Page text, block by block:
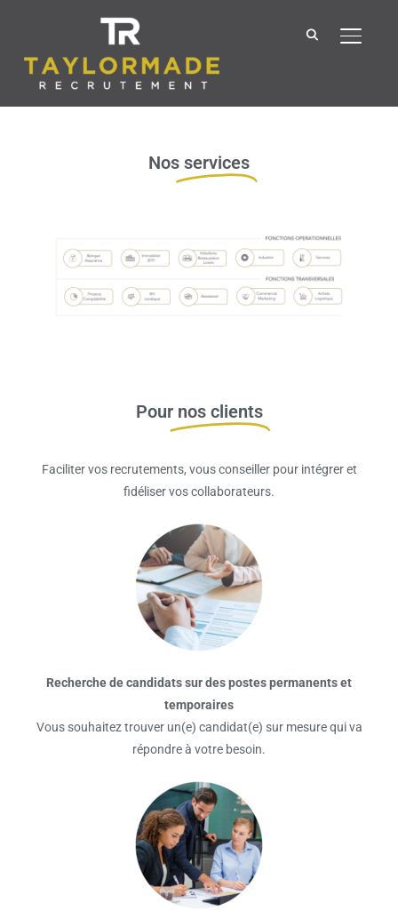
Nos services
Pour nos clients
Faciliter vos recrutements, vous conseiller pour intégrer et
fidéliser vos collaborateurs.
Recherche de candidats sur des postes permanents et
temporaires
Vous souhaitez trouver un(e) candidat(e) sur mesure qui va
répondre à votre besoin.